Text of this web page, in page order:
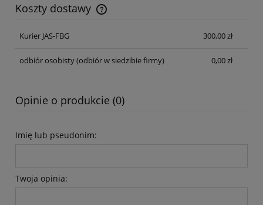
Koszty dostawy
Cena nie zawiera ewentualnych kosztów płatności
Kurier JAS-FBG
300,00 zł
odbiór osobisty(odbiór w siedzibie firmy) 0,00 zł
Opinie o produkcie (0)
Imię lub pseudonim:
Twoja opinia: